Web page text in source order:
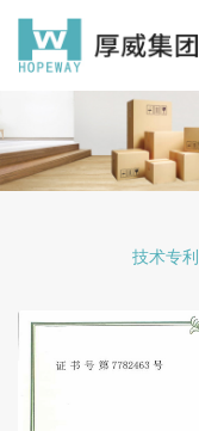
技术专利